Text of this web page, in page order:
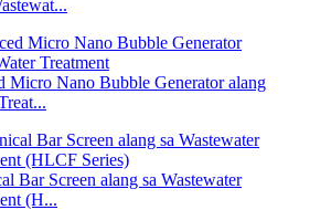
Micro Nano Bubble Generator alang
Bar Screen alang sa Wastewater
(H...